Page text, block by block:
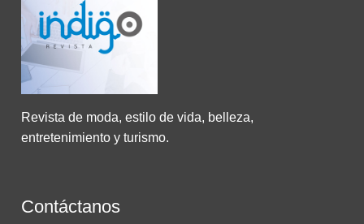
Revista de moda, estilo de vida, belleza,
entretenimiento y turismo.
Contáctanos